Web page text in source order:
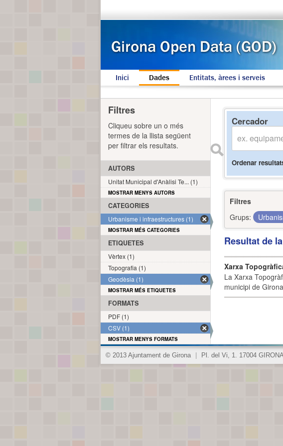
Inici Dades Entitats, àrees i serveis
Cercador
Ordenar
Filtres
Grups:
Resultat de
Xarxa
La Xarxa
municipi de
Filtres
Cliqueu sobre un o més
termes de la llista següent
per filtrar els resultats.
AUTORS
Unitat Municipal d'Anàlisi Te... (1)
MOSTRAR MENYS AUTORS
CATEGORIES
Urbanisme i infraestructures (1)
MOSTRAR MÉS CATEGORIES
ETIQUETES
Vèrtex (1)
Topografia (1)
Geodèsia (1)
MOSTRAR MÉS ETIQUETES
FORMATS
PDF (1)
CSV (1)
MOSTRAR MENYS FORMATS
© 2013 Ajuntament de Girona Pl. del Vi, 1. 17004